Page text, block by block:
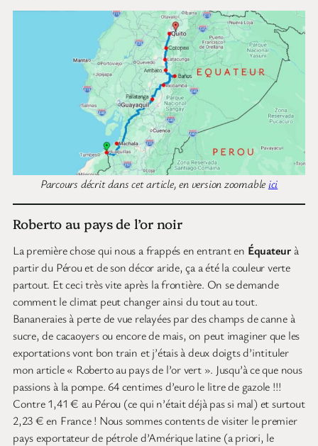
Parcours décrit dans cet article, en version zoomable ici
Roberto au pays de l’or noir
La première chose qui nous a frappés en entrant en Équateurà
partir du Pérou et de son décor aride, ça a été la couleur verte
partout. Et ceci très vite après la frontière. On se demande
comment le climat peut changer ainsi du tout au tout.
Bananeraies à perte de vue relayées par des champs de canne à
sucre, de cacaoyers ou encore de mais, on peut imaginer que les
exportations vont bon train et j’étais à deux doigts d’intituler
mon article « Roberto au pays de l’or vert ». Jusqu’à ce que nous
passions à la pompe. 64 centimes d’euro le litre de gazole !!!
Contre 1,41 € au Pérou (ce qui n’était déjà pas si mal) et surtout
2,23 € en France ! Nous sommes contents de visiter le premier
pays exportateur de pétrole d’Amérique latine (a priori, le